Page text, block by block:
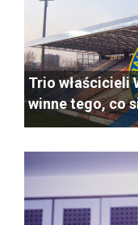
Trio właścicieli
winne tego, co